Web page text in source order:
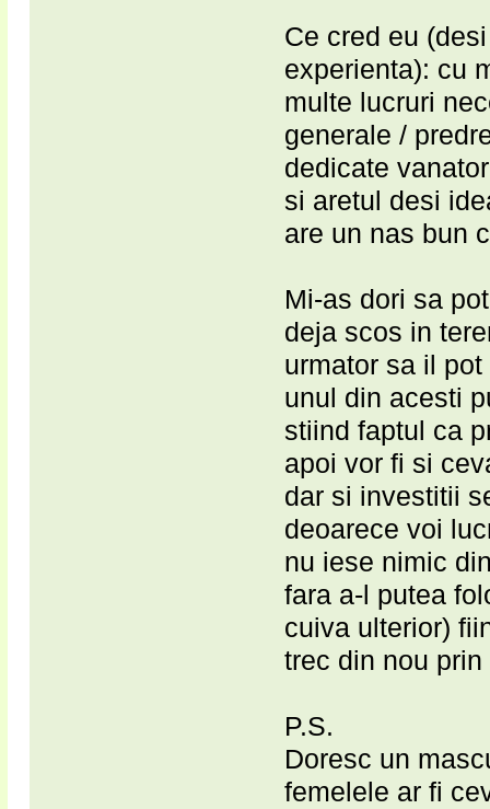
Ce cred eu
experienta): cu
multe lucruri
generale /
dedicate
si aretul desi
are un nas bun
Mi-as dori sa
deja scos in
urmator sa il
unul din acesti
stiind faptul ca
apoi vor fi si
dar si investitii
deoarece voi
nu iese nimic
fara a-l putea
cuiva ulterior)
trec din nou
P.S.
Doresc un
femelele ar fi